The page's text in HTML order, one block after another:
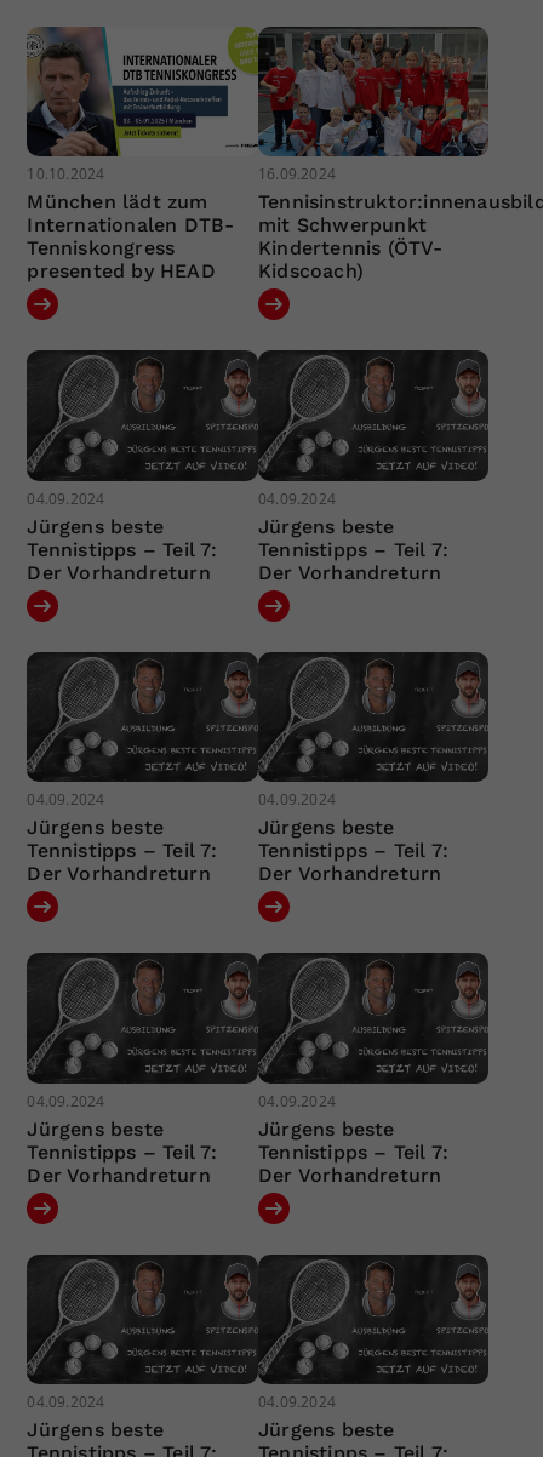
10.10.2024
München lädt zum
Internationalen DTB-
Tenniskongress
presented by HEAD
16.09.2024
mit Schwerpunkt
Kindertennis (ÖTV-
Kidscoach)
04.09.2024
Jürgens beste
Tennistipps – Teil 7:
Der Vorhandreturn
04.09.2024
Jürgens beste
Tennistipps – Teil 7:
Der Vorhandreturn
04.09.2024
Jürgens beste
Tennistipps – Teil 7:
Der Vorhandreturn
04.09.2024
Jürgens beste
Tennistipps – Teil 7:
Der Vorhandreturn
04.09.2024
Jürgens beste
Tennistipps – Teil 7:
Der Vorhandreturn
04.09.2024
Jürgens beste
Tennistipps – Teil 7:
Der Vorhandreturn
04.09.2024
Jürgens beste
04.09.2024
Jürgens beste